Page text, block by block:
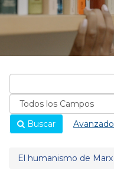
Buscar Avanzado
El humanismo de Marx